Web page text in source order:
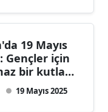
Kayseri
19 Mayıs
Gençler için
bir kutlama
19 Mayıs 2025